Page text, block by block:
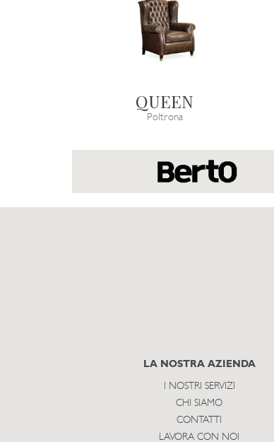
QUEEN
Poltrona
LA NOSTRA AZIENDA
I NOSTRI SERVIZI
CHI SIAMO
CONTATTI
LAVORA CON NOI